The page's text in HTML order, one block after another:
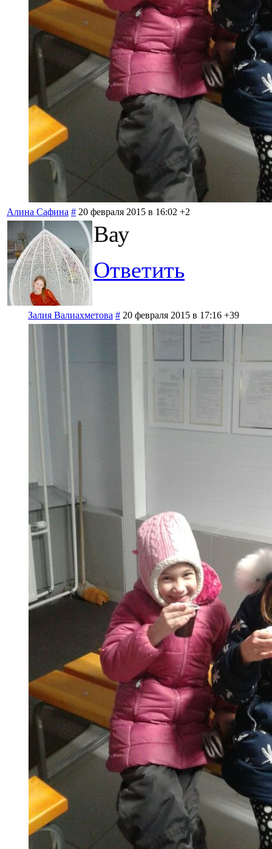
Алина Сафина # 20 февраля 2015 в 16:02 +2
Вау
Ответить
Залия Валиахметова # 20 февраля 2015 в 17:16 +39